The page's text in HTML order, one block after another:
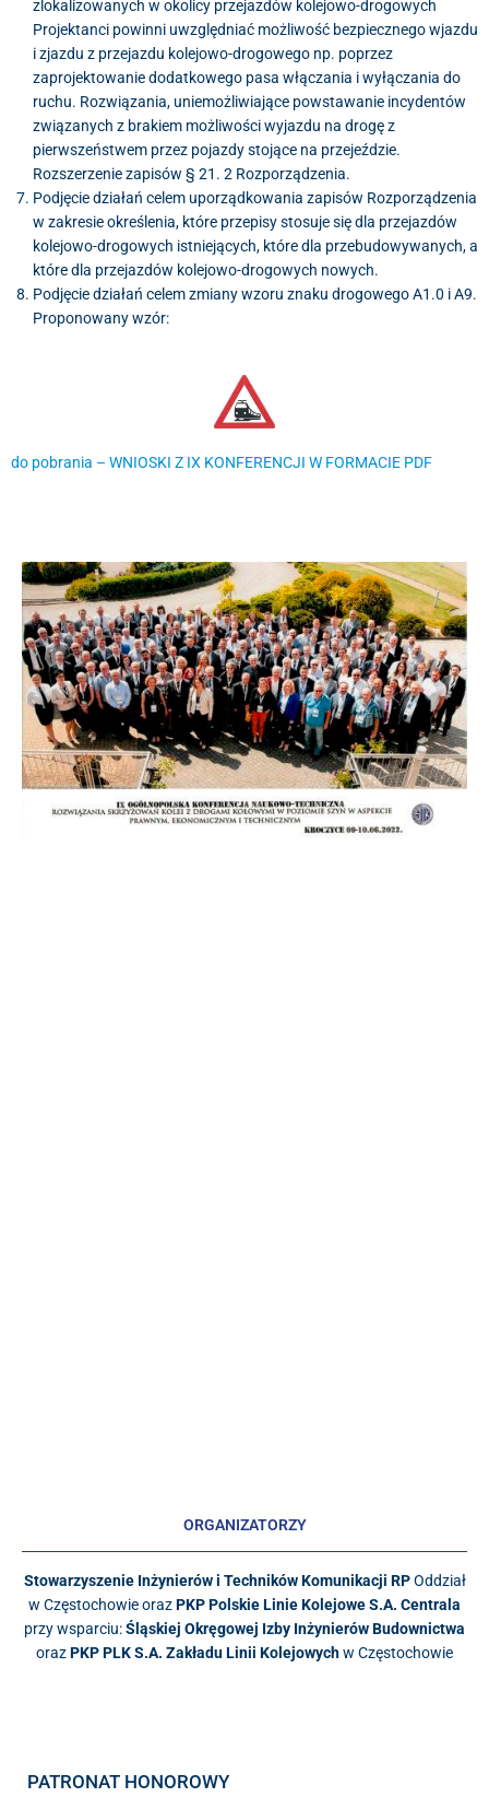
zlokalizowanych w okolicy przejazdów kolejowo-drogowych
Projektanci powinni uwzględniać możliwość bezpiecznego wjazdu
i zjazdu z przejazdu kolejowo-drogowego np. poprzez
zaprojektowanie dodatkowego pasa włączania i wyłączania do
ruchu. Rozwiązania, uniemożliwiające powstawanie incydentów
związanych z brakiem możliwości wyjazdu na drogę z
pierwszeństwem przez pojazdy stojące na przejeździe.
Rozszerzenie zapisów § 21. 2 Rozporządzenia.
Podjęcie działań celem uporządkowania zapisów Rozporządzenia
w zakresie określenia, które przepisy stosuje się dla przejazdów
kolejowo-drogowych istniejących, które dla przebudowywanych, a
które dla przejazdów kolejowo-drogowych nowych.
Podjęcie działań celem zmiany wzoru znaku drogowego A1.0 i A9.
Proponowany wzór:
do pobrania – WNIOSKI Z IX KONFERENCJI W FORMACIE PDF
ORGANIZATORZY
Stowarzyszenie Inżynierów i Techników Komunikacji RPOddział
w Częstochowie orazPKP Polskie Linie Kolejowe S.A. Centrala
przy wsparciu:Śląskiej Okręgowej Izby Inżynierów Budownictwa
orazPKP PLK S.A. Zakładu Linii Kolejowychw Częstochowie
PATRONAT HONOROWY